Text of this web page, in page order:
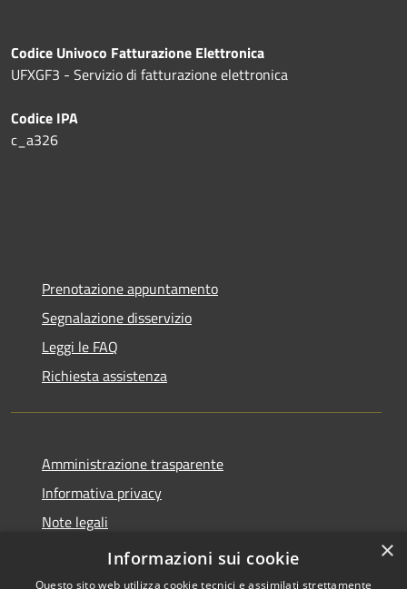
Codice Univoco Fatturazione Elettronica
UFXGF3 - Servizio di fatturazione elettronica
Codice IPA
c_a326
Prenotazione appuntamento
Segnalazione disservizio
Leggi le FAQ
Richiesta assistenza
Amministrazione trasparente
Informativa privacy
Note legali
Dichiarazione di accessibilità
×
Informazioni sui cookie
Questo sito web utilizza cookie tecnici e assimilati strettamente